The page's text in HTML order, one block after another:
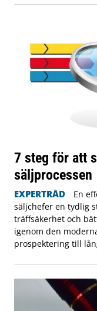
7 steg för att
säljprocessen
EXPERTRÅD
En
säljchefer en tydlig
träffsäkerhet och
igenom den
prospektering till